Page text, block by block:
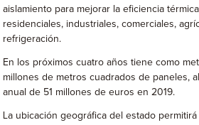
aislamiento para mejorar la eficiencia
residenciales, industriales, comerciales,
refrigeración.
En los próximos cuatro años tiene como
millones de metros cuadrados de paneles,
anual de 51 millones de euros en 2019.
La ubicación geográfica del estado